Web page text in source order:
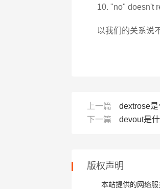
10. "no" doesn't
以我们的关系说
上一篇
dextrose
下一篇
devout是
版权声明
本站提供的网络